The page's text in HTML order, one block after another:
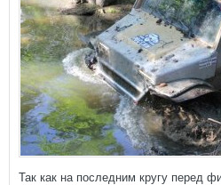
Так как на последним кругу перед